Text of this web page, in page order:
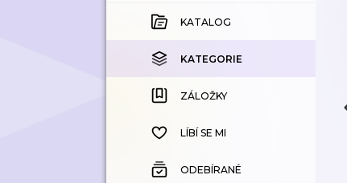
KOUPENÉ
KATEGORIE
ZÁLOŽKY
HISTORIE
KATALOG
KATEGORIE
ZÁLOŽKY
LÍBÍ SE MI
ODEBÍRANÉ